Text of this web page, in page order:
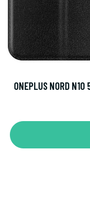
ONEPLUS NORD N10